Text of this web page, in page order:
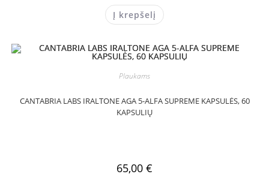
Į krepšelį
Plaukams
CANTABRIA LABS IRALTONE AGA 5-ALFA SUPREME KAPSULĖS, 60
KAPSULIŲ
65,00 €